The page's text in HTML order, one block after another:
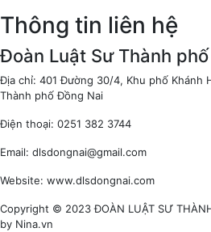
Thông tin liên hệ
Đoàn Luật Sư Thành
Địa chỉ: 401 Đường 30/4, Khu phố Khánh
Thành phố Đồng Nai
Điện thoại: 0251 382 3744
Email: dlsdongnai@gmail.com
Website: www.dlsdongnai.com
Copyright © 2023 ĐOÀN LUẬT SƯ
by Nina.vn